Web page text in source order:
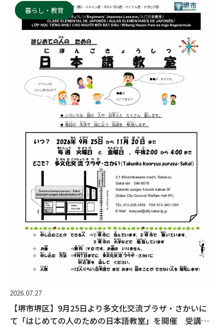
暮らし・教育
2026.07.27
【堺市堺区】9月25日より多文化交流プラザ・さかいに
て「はじめての人のための日本語教室」を開催 受講…